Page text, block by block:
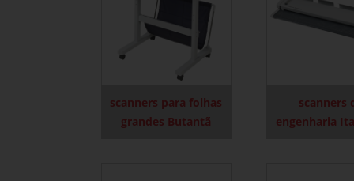
scanners para folhas
grandes Butantã
scanners
engenharia